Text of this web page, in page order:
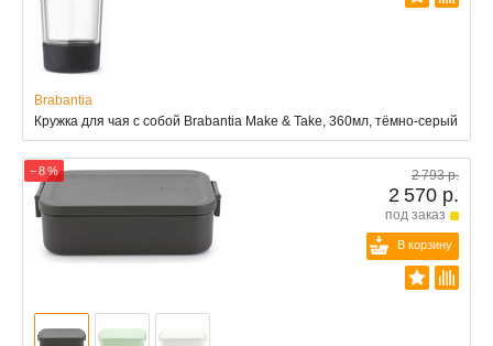
Brabantia
Кружка для чая с собой Brabantia Make & Take, 360мл, тёмно-серый
− 8 % 2 793 р.
2 570 р.
под заказ
В корзину